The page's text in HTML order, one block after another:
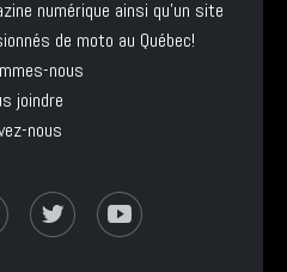
numérique ainsi qu'un site
de moto au Québec!
nous
joindre
nous